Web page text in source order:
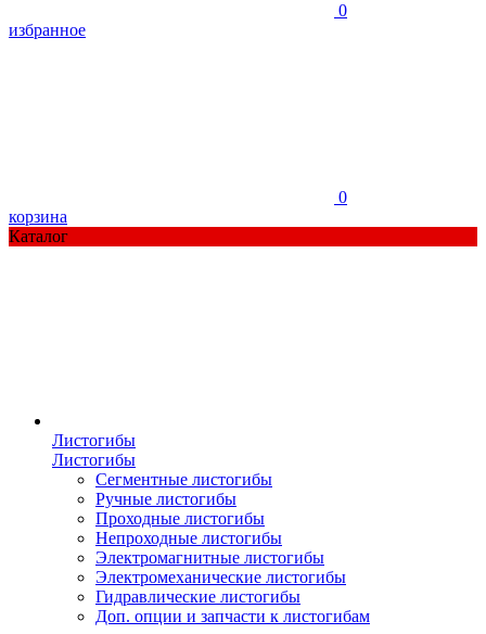
0
избранное
0
корзина
Каталог
Листогибы
Листогибы
Сегментные листогибы
Ручные листогибы
Проходные листогибы
Непроходные листогибы
Электромагнитные листогибы
Электромеханические листогибы
Гидравлические листогибы
Доп. опции и запчасти к листогибам